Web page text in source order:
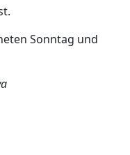
Sonntag und